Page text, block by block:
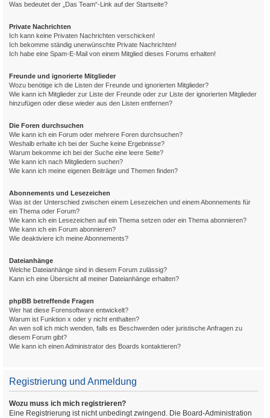
Was bedeutet der „Das Team“-Link auf der Startseite?
Private Nachrichten
Ich kann keine Privaten Nachrichten verschicken!
Ich bekomme ständig unerwünschte Private Nachrichten!
Ich habe eine Spam-E-Mail von einem Mitglied dieses Forums erhalten!
Freunde und ignorierte Mitglieder
Wozu benötige ich die Listen der Freunde und ignorierten Mitglieder?
Wie kann ich Mitglieder zur Liste der Freunde oder zur Liste der ignorierten Mitglieder
hinzufügen oder diese wieder aus den Listen entfernen?
Die Foren durchsuchen
Wie kann ich ein Forum oder mehrere Foren durchsuchen?
Weshalb erhalte ich bei der Suche keine Ergebnisse?
Warum bekomme ich bei der Suche eine leere Seite?
Wie kann ich nach Mitgliedern suchen?
Wie kann ich meine eigenen Beiträge und Themen finden?
Abonnements und Lesezeichen
Was ist der Unterschied zwischen einem Lesezeichen und einem Abonnements für
ein Thema oder Forum?
Wie kann ich ein Lesezeichen auf ein Thema setzen oder ein Thema abonnieren?
Wie kann ich ein Forum abonnieren?
Wie deaktiviere ich meine Abonnements?
Dateianhänge
Welche Dateianhänge sind in diesem Forum zulässig?
Kann ich eine Übersicht all meiner Dateianhänge erhalten?
phpBB betreffende Fragen
Wer hat diese Forensoftware entwickelt?
Warum ist Funktion x oder y nicht enthalten?
An wen soll ich mich wenden, falls es Beschwerden oder juristische Anfragen zu
diesem Forum gibt?
Wie kann ich einen Administrator des Boards kontaktieren?
Registrierung und Anmeldung
Wozu muss ich mich registrieren?
Eine Registrierung ist nicht unbedingt zwingend. Die Board-Administration